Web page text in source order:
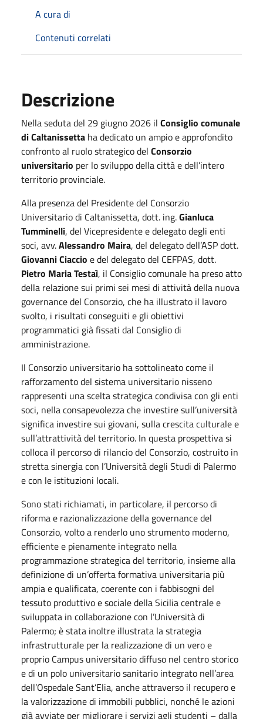
A cura di
Contenuti correlati
Descrizione
Nella seduta del 29 giugno 2026 il Consiglio comunale
di Caltanissetta ha dedicato un ampio e approfondito
confronto al ruolo strategico del Consorzio
universitario per lo sviluppo della città e dell’intero
territorio provinciale.
Alla presenza del Presidente del Consorzio
Universitario di Caltanissetta, dott. ing.Gianluca
Tumminelli, del Vicepresidente e delegato degli enti
soci, avv.Alessandro Maira, del delegato dell’ASP dott.
Giovanni Ciaccio e del delegato del CEFPAS, dott.
Pietro Maria Testaì, il Consiglio comunale ha preso atto
della relazione sui primi sei mesi di attività della nuova
governance del Consorzio, che ha illustrato il lavoro
svolto, i risultati conseguiti e gli obiettivi
programmatici già fissati dal Consiglio di
amministrazione.
Il Consorzio universitario ha sottolineato come il
rafforzamento del sistema universitario nisseno
rappresenti una scelta strategica condivisa con gli enti
soci, nella consapevolezza che investire sull’università
significa investire sui giovani, sulla crescita culturale e
sull’attrattività del territorio. In questa prospettiva si
colloca il percorso di rilancio del Consorzio, costruito in
stretta sinergia con l’Università degli Studi di Palermo
e con le istituzioni locali.
Sono stati richiamati, in particolare, il percorso di
riforma e razionalizzazione della governance del
Consorzio, volto a renderlo uno strumento moderno,
efficiente e pienamente integrato nella
programmazione strategica del territorio, insieme alla
definizione di un’offerta formativa universitaria più
ampia e qualificata, coerente con i fabbisogni del
tessuto produttivo e sociale della Sicilia centrale e
sviluppata in collaborazione con l’Università di
Palermo; è stata inoltre illustrata la strategia
infrastrutturale per la realizzazione di un vero e
proprio Campus universitario diffuso nel centro storico
e di un polo universitario sanitario integrato nell’area
dell’Ospedale Sant’Elia, anche attraverso il recupero e
la valorizzazione di immobili pubblici, nonché le azioni
già avviate per migliorare i servizi agli studenti – dalla